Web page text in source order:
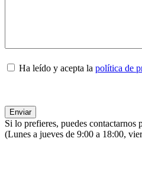
Ha leído y acepta la política de
Si lo prefieres, puedes contactarnos
(Lunes a jueves de 9:00 a 18:00,